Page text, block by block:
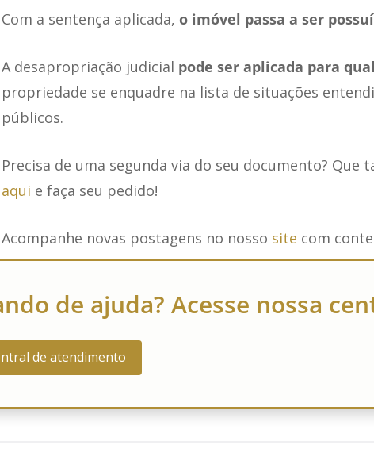
Com a sentença aplicada, o imóvel passa a ser
A desapropriação judicial pode ser aplicada para
propriedade se enquadre na lista de situações
públicos.
Precisa de uma segunda via do seu documento? Que
aqui e faça seu pedido!
Acompanhe novas postagens no nosso site com
de ajuda? Acesse nossa
de atendimento